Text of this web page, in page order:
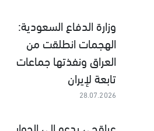
وزارة الدفاع السعودية:
الهجمات انطلقت من
العراق ونفذتها جماعات
تابعة لإيران
28.07.2026